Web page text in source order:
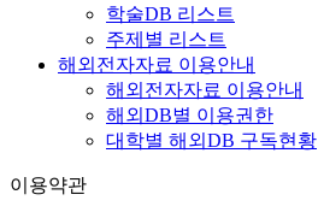
학술DB 리스트
주제별 리스트
해외전자자료 이용안내
해외전자자료 이용안내
해외DB별 이용권한
대학별 해외DB 구독현황
이용약관